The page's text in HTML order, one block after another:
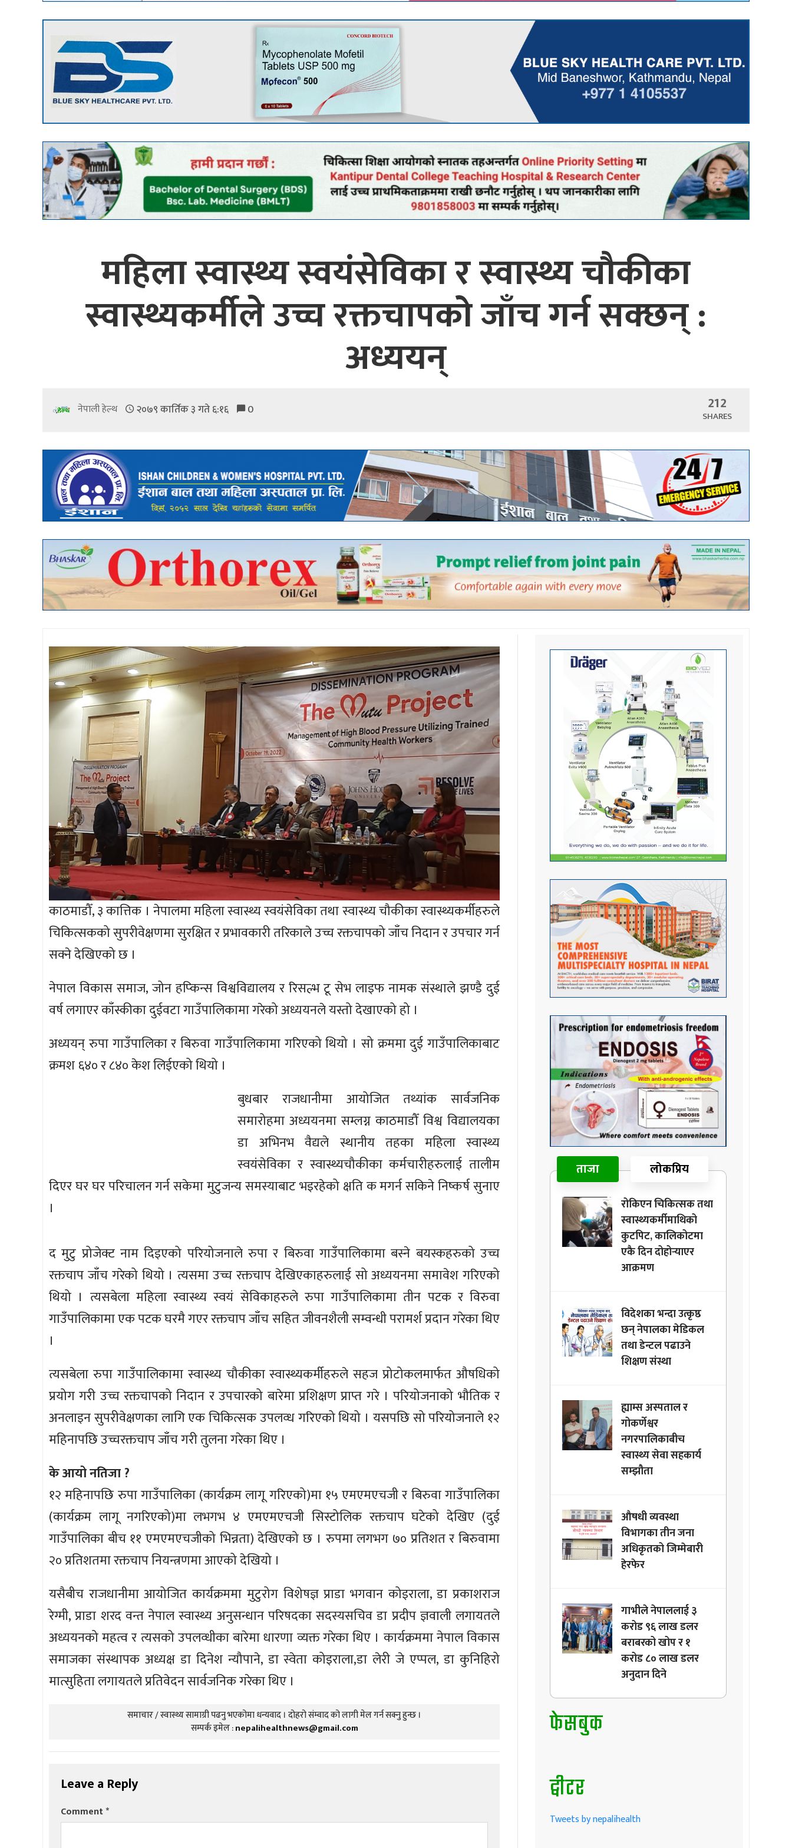
महिला स्वास्थ्य स्वयंसेविका र स्वास्थ्य चौकीका
स्वास्थ्यकर्मीले उच्च रक्तचापको जाँच गर्न सक्छन् :
अध्ययन्
नेपाली हेल्थ २०७९ कार्तिक ३ गते ६:१६ 0 212
SHARES
काठमाडौँ, ३ कात्तिक । नेपालमा महिला स्वास्थ्य स्वयंसेविका तथा स्वास्थ्य चौकीका स्वास्थ्यकर्मीहरुले
चिकित्सकको सुपरीवेक्षणमा सुरक्षित र प्रभावकारी तरिकाले उच्च रक्तचापको जाँच निदान र उपचार गर्न
सक्ने देखिएको छ ।
नेपाल विकास समाज, जोन हप्किन्स विश्वविद्यालय र रिसल्भ टू सेभ लाइफ नामक संस्थाले झण्डै दुई
वर्ष लगाएर काँस्कीका दुईवटा गाउँपालिकामा गरेको अध्ययनले यस्तो देखाएको हो ।
अध्ययन् रुपा गाउँपालिका र बिरुवा गाउँपालिकामा गरिएको थियो । सो क्रममा दुई गाउँपालिकाबाट
क्रमश ६४० र ८४० केश लिईएको थियो ।
बुधबार राजधानीमा आयोजित तथ्यांक सार्वजनिक
समारोहमा अध्ययनमा सम्लग्न काठमाडौँ विश्व विद्यालयका
डा अभिनभ वैद्यले स्थानीय तहका महिला स्वास्थ्य
स्वयंसेविका र स्वास्थ्यचौकीका कर्मचारीहरुलाई तालीम
दिएर घर घर परिचालन गर्न सकेमा मुटुजन्य समस्याबाट भइरहेको क्षति क मगर्न सकिने निष्कर्ष सुनाए
।
द मुटु प्रोजेक्ट नाम दिइएको परियोजनाले रुपा र बिरुवा गाउँपालिकामा बस्ने बयस्कहरुको उच्च
रक्तचाप जाँच गरेको थियो । त्यसमा उच्च रक्तचाप देखिएकाहरुलाई सो अध्ययनमा समावेश गरिएको
थियो । त्यसबेला महिला स्वास्थ्य स्वयं सेविकाहरुले रुपा गाउँपालिकामा तीन पटक र विरुवा
गाउँपालिकामा एक पटक घरमै गएर रक्तचाप जाँच सहित जीवनशैली सम्वन्धी परामर्श प्रदान गरेका थिए
।
त्यसबेला रुपा गाउँपालिकामा स्वास्थ्य चौकीका स्वास्थ्यकर्मीहरुले सहज प्रोटोकलमार्फत औषधिको
प्रयोग गरी उच्च रक्तचापको निदान र उपचारको बारेमा प्रशिक्षण प्राप्त गरे । परियोजनाको भौतिक र
अनलाइन सुपरीवेक्षणका लागि एक चिकित्सक उपलव्ध गरिएको थियो । यसपछि सो परियोजनाले १२
महिनापछि उच्चरक्तचाप जाँच गरी तुलना गरेका थिए ।
के आयो नतिजा ?
१२ महिनापछि रुपा गाउँपालिका (कार्यक्रम लागू गरिएको)मा १५ एमएमएचजी र बिरुवा गाउँपालिका
(कार्यक्रम लागू नगरिएको)मा लभगभ ४ एमएमएचजी सिस्टोलिक रक्तचाप घटेको देखिए (दुई
गाउँपालिका बीच ११ एमएमएचजीको भिन्नता) देखिएको छ । रुपमा लगभग ७० प्रतिशत र बिरुवामा
२० प्रतिशतमा रक्तचाप नियन्त्रणमा आएको देखियो ।
यसैबीच राजधानीमा आयोजित कार्यक्रममा मुटुरोग विशेषज्ञ प्राडा भगवान कोइराला, डा प्रकाशराज
रेग्मी, प्राडा शरद वन्त नेपाल स्वास्थ्य अनुसन्धान परिषदका सदस्यसचिव डा प्रदीप ज्ञवाली लगायतले
अध्ययनको महत्व र त्यसको उपलव्धीका बारेमा धारणा व्यक्त गरेका थिए । कार्यक्रममा नेपाल विकास
समाजका संस्थापक अध्यक्ष डा दिनेश न्यौपाने, डा स्वेता कोइराला,डा लेरी जे एप्पल, डा कुनिहिरो
मात्सुहिता लगायतले प्रतिवेदन सार्वजनिक गरेका थिए ।
समाचार / स्वास्थ्य सामाग्री पढनु भएकोमा धन्यवाद । दोहरो संम्वाद को लागी मेल गर्न सक्नु हुन्छ ।
सम्पर्क इमेल :nepalihealthnews@gmail.com
Leave a Reply
Comment*
ताजा लोकप्रिय
रोकिएन चिकित्सक तथा
स्वास्थ्यकर्मीमाथिको
कुटपिट, कालिकोटमा
एकै दिन दोहोर्‍याएर
आक्रमण
विदेशका भन्दा उत्कृष्ठ
छन् नेपालका मेडिकल
तथा डेन्टल पढाउने
शिक्षण संस्था
ह्याम्स अस्पताल र
गोकर्णेश्वर
नगरपालिकाबीच
स्वास्थ्य सेवा सहकार्य
सम्झौता
औषधी व्यवस्था
विभागका तीन जना
अधिकृतको जिम्मेबारी
हेरफेर
गाभीले नेपाललाई ३
करोड ९६ लाख डलर
बराबरको खोप र १
करोड ८० लाख डलर
अनुदान दिने
फेसबुक
ट्वीटर
Tweets by nepalihealth